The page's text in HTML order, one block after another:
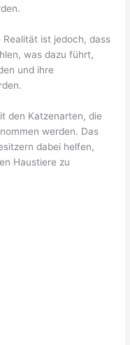
Realität ist jedoch, dass
was dazu führt,
und ihre
den Katzenarten, die
werden. Das
dabei helfen,
Haustiere zu